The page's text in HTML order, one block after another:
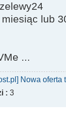
miesiąc lub
...
Nowa oferta
: 3